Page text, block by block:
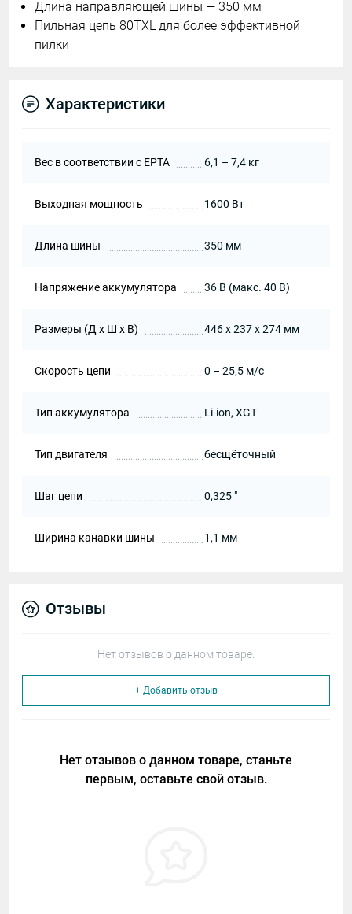
Длина направляющей шины — 350 мм
Пильная цепь 80TXL для более эффективной
пилки
Характеристики
Вес в соответствии с EPTA 6,1 – 7,4 кг
Выходная мощность 1600 Вт
Длина шины 350 мм
Напряжение аккумулятора 36 В (макс. 40 В)
Размеры (Д х Ш х В) 446 x 237 x 274 мм
Скорость цепи 0 – 25,5 м/с
Тип аккумулятора Li-ion, XGT
Тип двигателя бесщёточный
Шаг цепи 0,325 "
Ширина канавки шины 1,1 мм
Отзывы
Нет отзывов о данном товаре.
+ Добавить отзыв
Нет отзывов о данном товаре, станьте
первым, оставьте свой отзыв.